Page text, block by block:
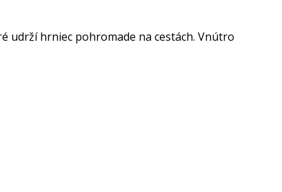
udrží hrniec pohromade na cestách. Vnútro